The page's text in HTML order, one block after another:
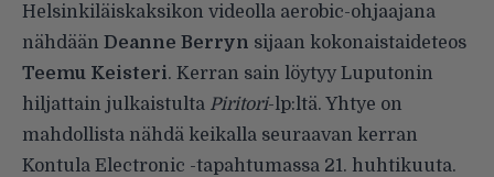
Helsinkiläiskaksikon videolla aerobic-ohjaajana
nähdään Deanne Berryn sijaan kokonaistaideteos
Teemu Keisteri. Kerran sain löytyy Luputonin
hiljattain julkaistulta Piritori-lp:ltä. Yhtye on
mahdollista nähdä keikalla seuraavan kerran
Kontula Electronic -tapahtumassa 21. huhtikuuta.